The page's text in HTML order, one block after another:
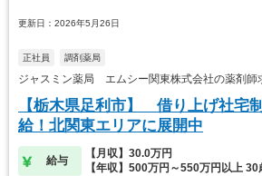
更新日：2026年5月26日
正社員 調剤薬局
ジャスミン薬局 エムシー関東株式会社の薬剤師
【栃木県足利市】 借り上げ社宅
給！北関東エリアに展開中
給与
【月収】30.0万円
【年収】500万円～550万円以上